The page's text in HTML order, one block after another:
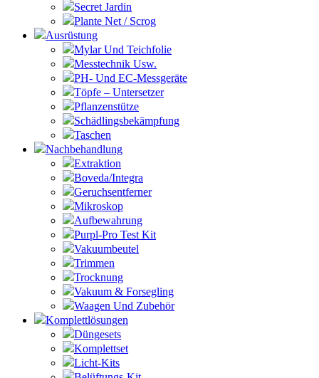
Secret Jardin
Plante Net / Scrog
Ausrüstung
Mylar Und Teichfolie
Messtechnik Usw.
PH- Und EC-Messgeräte
Töpfe – Untersetzer
Pflanzenstütze
Schädlingsbekämpfung
Taschen
Nachbehandlung
Extraktion
Boveda/Integra
Geruchsentferner
Mikroskop
Aufbewahrung
Purpl-Pro Test Kit
Vakuumbeutel
Trimmen
Trocknung
Vakuum & Forsegling
Waagen Und Zubehör
Komplettlösungen
Düngesets
Komplettset
Licht-Kits